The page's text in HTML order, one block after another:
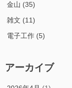
金山 (35)
雑文 (11)
電子工作 (5)
アーカイブ